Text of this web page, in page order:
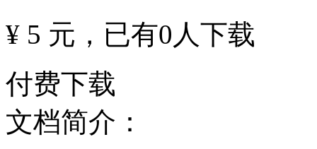
¥ 5 元 ，已有0 人下载
付费下载
文档简介：